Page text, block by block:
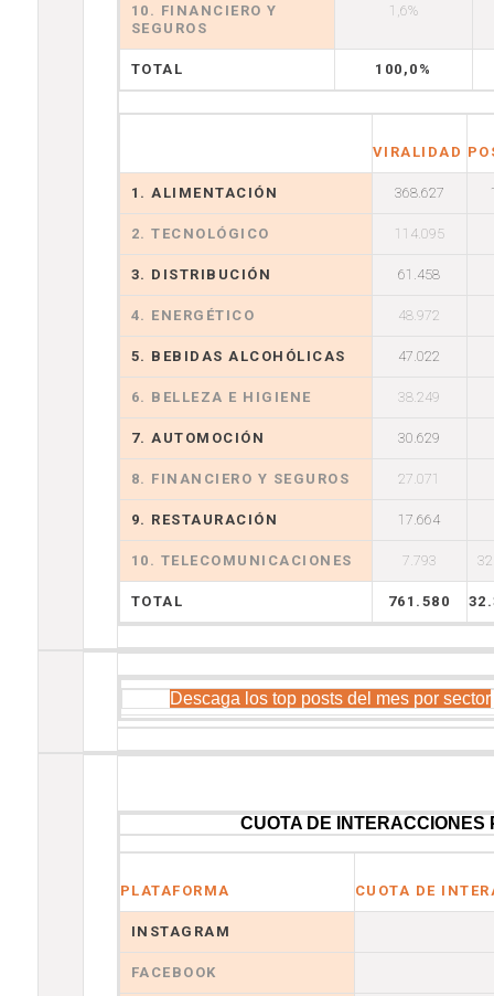
10. FINANCIERO Y
SEGUROS
1,6%
TOTAL 100,0%
VIRALIDAD
1. ALIMENTACIÓN 368.627
2. TECNOLÓGICO 114.095
3. DISTRIBUCIÓN 61.458
4. ENERGÉTICO 48.972
5. BEBIDAS ALCOHÓLICAS 47.022
6. BELLEZA E HIGIENE 38.249
7. AUTOMOCIÓN 30.629
8. FINANCIERO Y SEGUROS 27.071
9. RESTAURACIÓN 17.664
10. TELECOMUNICACIONES 7.793
TOTAL 761.580
Descaga los top posts del mes por sector
CUOTA DE INTERACCIONES
PLATAFORMA CUOTA DE
INSTAGRAM
FACEBOOK